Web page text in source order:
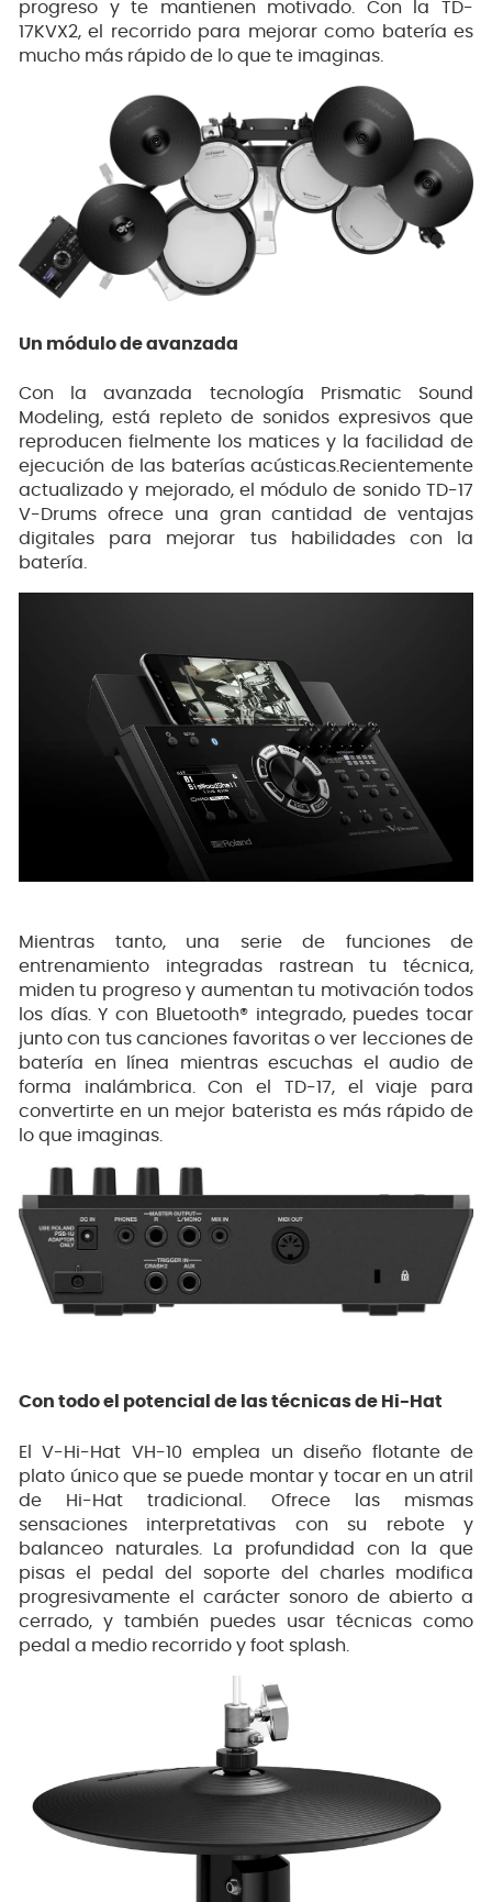
progreso y te mantienen motivado. Con la TD-
17KVX2, el recorrido para mejorar como batería es
mucho más rápido de lo que te imaginas.
Un módulo de avanzada
Con la avanzada tecnología Prismatic Sound
Modeling, está repleto de sonidos expresivos que
reproducen fielmente los matices y la facilidad de
ejecución de las baterías acústicas.Recientemente
actualizado y mejorado, el módulo de sonido TD-17
V-Drums ofrece una gran cantidad de ventajas
digitales para mejorar tus habilidades con la
batería.
Mientras tanto, una serie de funciones de
entrenamiento integradas rastrean tu técnica,
miden tu progreso y aumentan tu motivación todos
los días. Y con Bluetooth® integrado, puedes tocar
junto con tus canciones favoritas o ver lecciones de
batería en línea mientras escuchas el audio de
forma inalámbrica. Con el TD-17, el viaje para
convertirte en un mejor baterista es más rápido de
lo que imaginas.
Con todo el potencial de las técnicas de Hi-Hat
El V-Hi-Hat VH-10 emplea un diseño flotante de
plato único que se puede montar y tocar en un atril
de Hi-Hat tradicional. Ofrece las mismas
sensaciones interpretativas con su rebote y
balanceo naturales. La profundidad con la que
pisas el pedal del soporte del charles modifica
progresivamente el carácter sonoro de abierto a
cerrado, y también puedes usar técnicas como
pedal a medio recorrido y foot splash.